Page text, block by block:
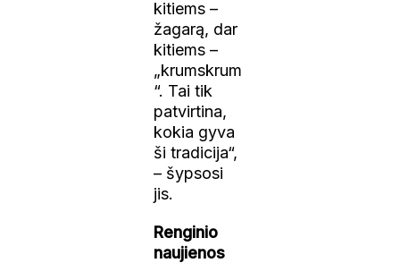
kitiems –
žagarą, dar
kitiems –
„krumskrum
“. Tai tik
patvirtina,
kokia gyva
ši tradicija“,
– šypsosi
jis.
Renginio
naujienos